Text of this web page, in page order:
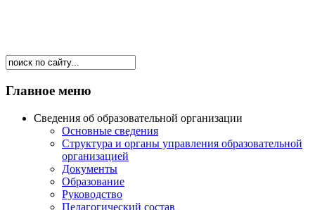
Главное меню
Сведения об образовательной организации
Основные сведения
Структура и органы управления образовательной
организацией
Документы
Образование
Руководство
Педагогический состав